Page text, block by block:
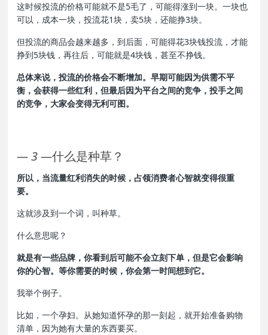
这时候投流的价格可能就不是5毛了，可能得涨到一块。一块也
可以，成本一块，投流花1块，卖5块，还能挣3块。
但投流的商品会越来越多，到后面，可能得花3块钱投流，才能
挣到5块钱，再往后，可能就是4块钱，甚至不挣钱。
总体来说，投流的价格会不断增加。早期可能因为供需不平
衡，会获得一些红利，但最后因为平台之间的竞争，投手之间
的竞争，大家会变得无利可图。
—3—什么是种草？
所以，当流量红利消失的时候，占领消费者心智就变得很重
要。
这就涉及到一个词，叫种草。
什么意思呢？
就是有一些品牌，你看到后可能不会立刻下单，但是它会影响
你的心智。等你需要的时候，你会第一时间想到它。
我举个例子。
比如，一个孕妇。从她知道怀孕的那一刻起，就开始准备购物
清单，因为她有大量的东西要买。